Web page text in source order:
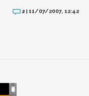
2 |11/07/2007, 12:42